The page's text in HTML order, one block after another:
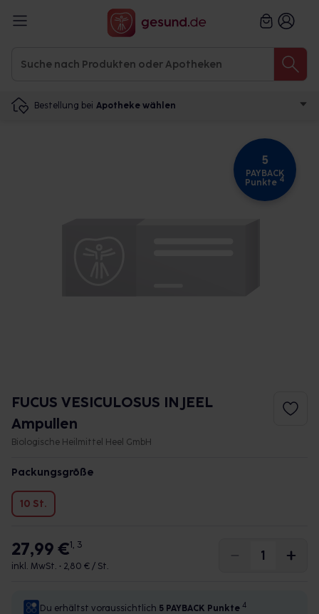
Bestellung bei Apotheke wählen
5
PAYBACK
Punkte 4
FUCUS VESICULOSUS INJEEL
Ampullen
Biologische Heilmittel Heel GmbH
Packungsgröße
10 St.
27,99 €1, 3
inkl. MwSt. • 2,80 € / St.
Du erhältst voraussichtlich 5 PAYBACK Punkte 4